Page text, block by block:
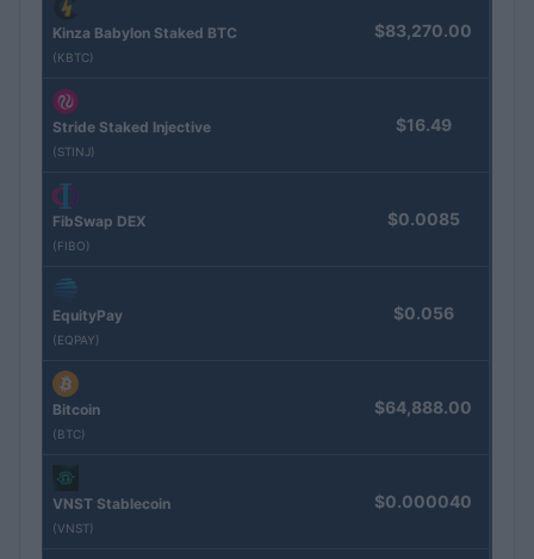
Kinza Babylon Staked BTC
(KBTC)
$83,270.00
Stride Staked Injective
(STINJ)
$16.49
FibSwap DEX
(FIBO)
$0.0085
EquityPay
(EQPAY)
$0.056
Bitcoin
(BTC)
$64,888.00
VNST Stablecoin
(VNST)
$0.000040